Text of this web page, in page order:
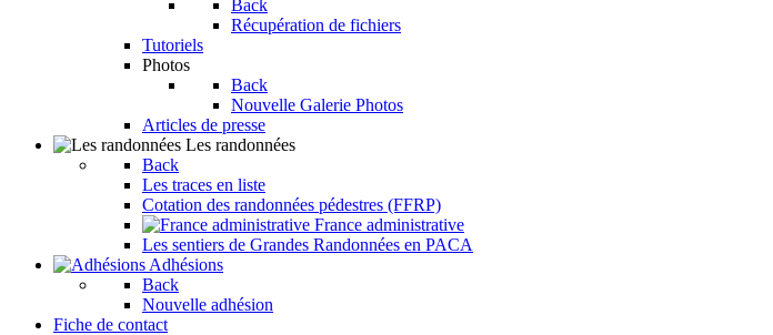
Back
Récupération de fichiers
Tutoriels
Photos
Back
Nouvelle Galerie Photos
Articles de presse
Les randonnées
Back
Les traces en liste
Cotation des randonnées pédestres (FFRP)
France administrative
Les sentiers de Grandes Randonnées en PACA
Adhésions
Back
Nouvelle adhésion
Fiche de contact